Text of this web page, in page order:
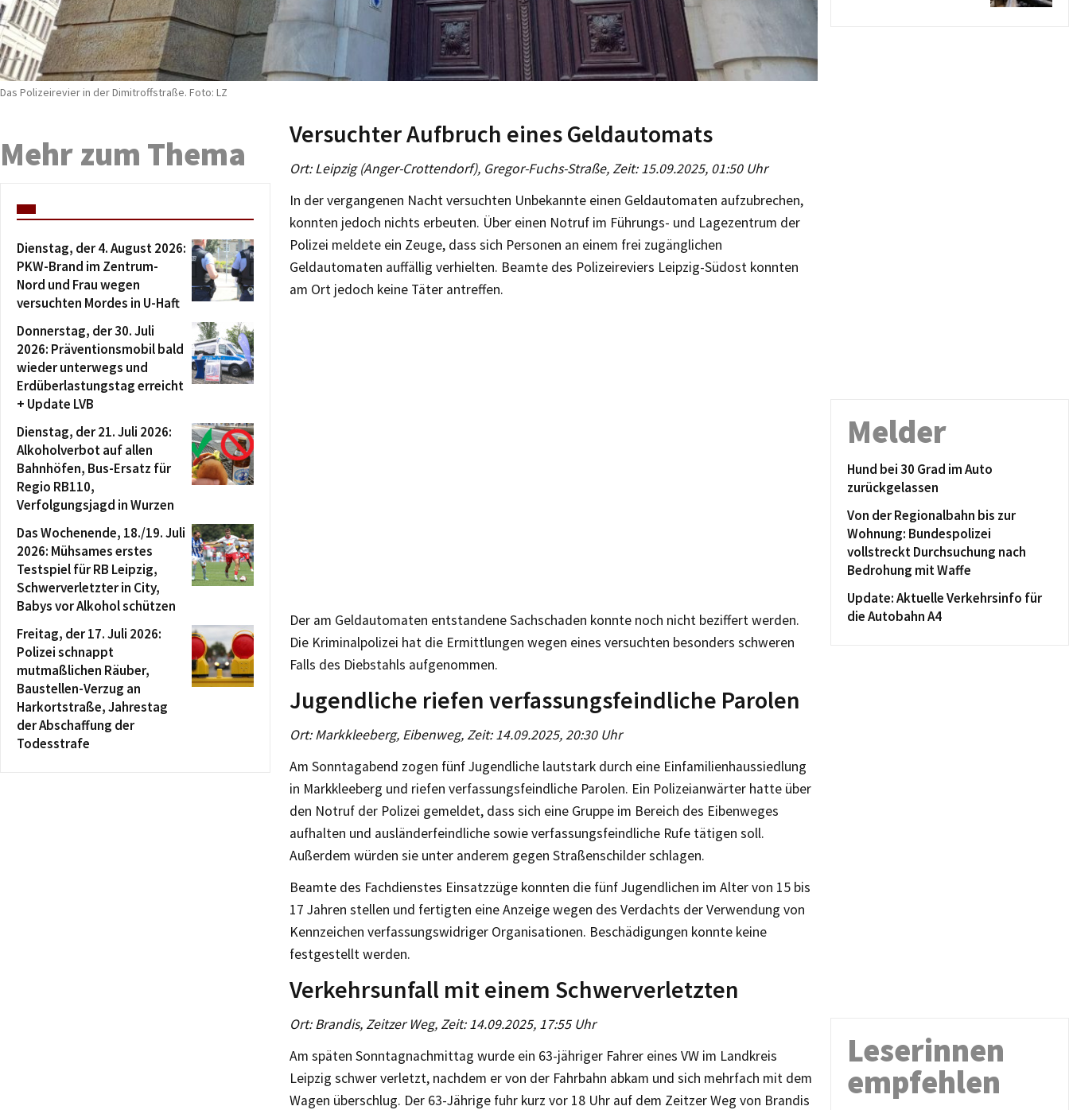
Das Polizeirevier in der Dimitroffstraße. Foto: LZ
Versuchter Aufbruch eines Geldautomats
Ort: Leipzig (Anger-Crottendorf), Gregor-Fuchs-Straße, Zeit: 15.09.2025, 01:50 Uhr
In der vergangenen Nacht versuchten Unbekannte einen Geldautomaten aufzubrechen,
konnten jedoch nichts erbeuten. Über einen Notruf im Führungs- und Lagezentrum der
Polizei meldete ein Zeuge, dass sich Personen an einem frei zugänglichen
Geldautomaten auffällig verhielten. Beamte des Polizeireviers Leipzig-Südost konnten
am Ort jedoch keine Täter antreffen.
Der am Geldautomaten entstandene Sachschaden konnte noch nicht beziffert werden.
Die Kriminalpolizei hat die Ermittlungen wegen eines versuchten besonders schweren
Falls des Diebstahls aufgenommen.
Jugendliche riefen verfassungsfeindliche Parolen
Ort: Markkleeberg, Eibenweg, Zeit: 14.09.2025, 20:30 Uhr
Am Sonntagabend zogen fünf Jugendliche lautstark durch eine Einfamilienhaussiedlung
in Markkleeberg und riefen verfassungsfeindliche Parolen. Ein Polizeianwärter hatte über
den Notruf der Polizei gemeldet, dass sich eine Gruppe im Bereich des Eibenweges
aufhalten und ausländerfeindliche sowie verfassungsfeindliche Rufe tätigen soll.
Außerdem würden sie unter anderem gegen Straßenschilder schlagen.
Beamte des Fachdienstes Einsatzzüge konnten die fünf Jugendlichen im Alter von 15 bis
17 Jahren stellen und fertigten eine Anzeige wegen des Verdachts der Verwendung von
Kennzeichen verfassungswidriger Organisationen. Beschädigungen konnte keine
festgestellt werden.
Verkehrsunfall mit einem Schwerverletzten
Ort: Brandis, Zeitzer Weg, Zeit: 14.09.2025, 17:55 Uhr
Am späten Sonntagnachmittag wurde ein 63-jähriger Fahrer eines VW im Landkreis
Leipzig schwer verletzt, nachdem er von der Fahrbahn abkam und sich mehrfach mit dem
Wagen überschlug. Der 63-Jährige fuhr kurz vor 18 Uhr auf dem Zeitzer Weg von Brandis
Mehr zum Thema
Dienstag, der 4. August 2026:
PKW-Brand im Zentrum-
Nord und Frau wegen
versuchten Mordes in U-Haft
Donnerstag, der 30. Juli
2026: Präventionsmobil bald
wieder unterwegs und
Erdüberlastungstag erreicht
+ Update LVB
Dienstag, der 21. Juli 2026:
Alkoholverbot auf allen
Bahnhöfen, Bus-Ersatz für
Regio RB110,
Verfolgungsjagd in Wurzen
Das Wochenende, 18./19. Juli
2026: Mühsames erstes
Testspiel für RB Leipzig,
Schwerverletzter in City,
Babys vor Alkohol schützen
Freitag, der 17. Juli 2026:
Polizei schnappt
mutmaßlichen Räuber,
Baustellen-Verzug an
Harkortstraße, Jahrestag
der Abschaffung der
Todesstrafe
Melder
Hund bei 30 Grad im Auto
zurückgelassen
Von der Regionalbahn bis zur
Wohnung: Bundespolizei
vollstreckt Durchsuchung nach
Bedrohung mit Waffe
Update: Aktuelle Verkehrsinfo für
die Autobahn A4
Leserinnen
empfehlen